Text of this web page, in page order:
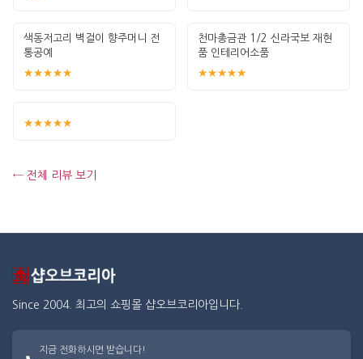
색동저고리 벽걸이 향주머니 전
통공예
★★★★★
천마총금관 1/2 신라국보 재현
품 인테리어소품
★★★★★
★★★★★
← 전체 리뷰 보기
Since 2004. 최고의 쇼핑몰 샵오브코리아입니다.
지금 전화하시면 받습니다!